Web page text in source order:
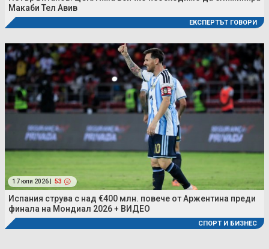
Макаби Тел Авив
ЕКСПЕРТЪТ ГОВОРИ
17 юли 2026 | 53
Испания струва с над €400 млн. повече от Аржентина преди
финала на Мондиал 2026 + ВИДЕО
СПОРТ И БИЗНЕС